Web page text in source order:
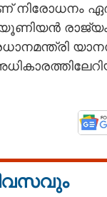
നിരോധനം